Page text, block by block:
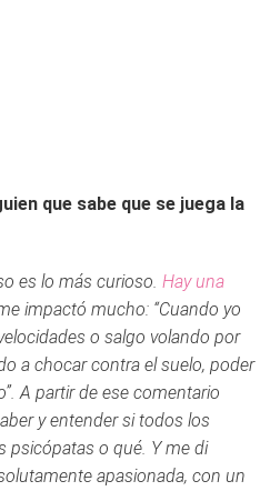
que sabe que se juega la
es lo más curioso. Hay una
impactó mucho: “Cuando yo
o salgo volando por
a chocar contra el suelo, poder
A partir de ese comentario
y entender si todos los
psicópatas o qué. Y me di
apasionada, con un